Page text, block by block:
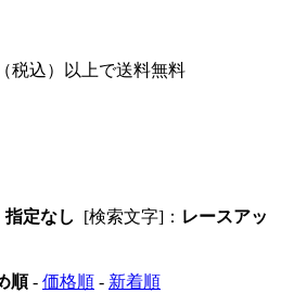
税込）以上で送料無料
指定なし [検索文字]： レースアッ
順- 価格順 - 新着順